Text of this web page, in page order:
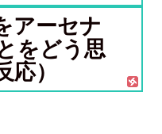
アーセナ
をどう思
）